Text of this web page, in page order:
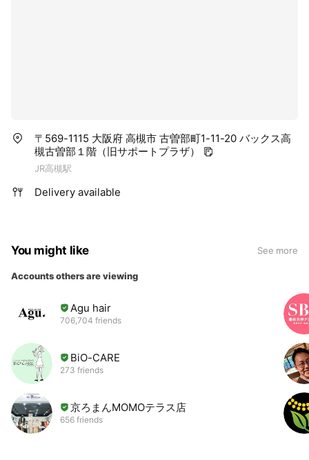
〒569-1115 大阪府 高槻市 古曽部町1-11-20 バックス高
槻古曽部１階（旧サポートプラザ）
JR高槻駅
Delivery available
You might like See more
Accounts others are viewing
Agu hair
706,704 friends
BiO-CARE
273 friends
京ろまんMOMOテラス店
656 friends